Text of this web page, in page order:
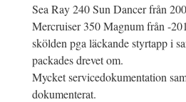
Sea Ray 240 Sun Dancer från
Mercruiser 350 Magnum från -
skölden pga läckande styrtapp i
packades drevet om.
Mycket servicedokumentation
dokumenterat.